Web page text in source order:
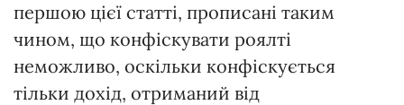
першою цієї статті, прописані таким
чином, що конфіскувати роялті
неможливо, оскільки конфіскується
тільки дохід, отриманий від